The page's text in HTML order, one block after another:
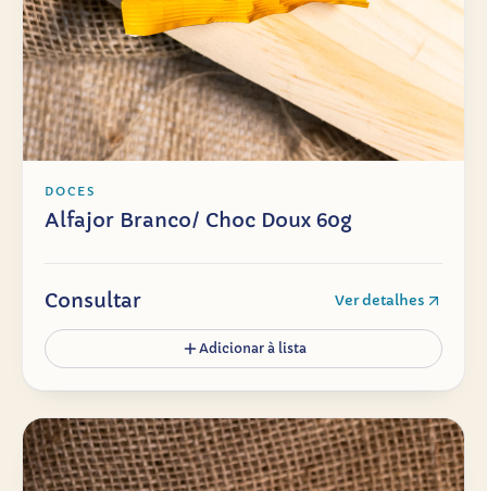
DOCES
Alfajor Branco/ Choc Doux 60g
Consultar Ver detalhes
Adicionar à lista